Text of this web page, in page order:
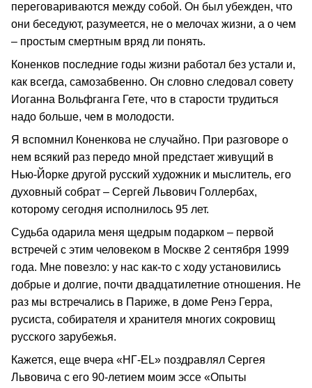
переговариваются между собой. Он был убежден, что
они беседуют, разумеется, не о мелочах жизни, а о чем
– простым смертным вряд ли понять.
Коненков последние годы жизни работал без устали и,
как всегда, самозабвенно. Он словно следовал совету
Иоганна Вольфганга Гете, что в старости трудиться
надо больше, чем в молодости.
Я вспомнил Коненкова не случайно. При разговоре о
нем всякий раз передо мной предстает живущий в
Нью-Йорке другой русский художник и мыслитель, его
духовный собрат – Сергей Львович Голлербах,
которому сегодня исполнилось 95 лет.
Судьба одарила меня щедрым подарком – первой
встречей с этим человеком в Москве 2 сентября 1999
года. Мне повезло: у нас как-то с ходу установились
добрые и долгие, почти двадцатилетние отношения. Не
раз мы встречались в Париже, в доме Ренэ Герра,
русиста, собирателя и хранителя многих сокровищ
русского зарубежья.
Кажется, еще вчера «НГ-EL» поздравлял Сергея
Львовича с его 90-летием моим эссе «Опыты